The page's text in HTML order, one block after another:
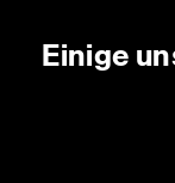
Einige